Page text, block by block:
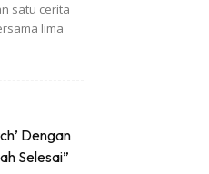
satu cerita
lima
Dengan
Selesai”